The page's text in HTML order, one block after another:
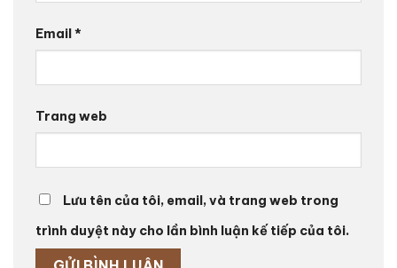
Email*
Trang web
Lưu tên của tôi, email, và trang web trong
trình duyệt này cho lần bình luận kế tiếp của tôi.